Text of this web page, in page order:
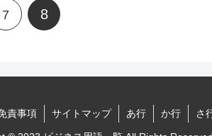
なス
7 8
責事項 サイトマップ あ行 か行 さ